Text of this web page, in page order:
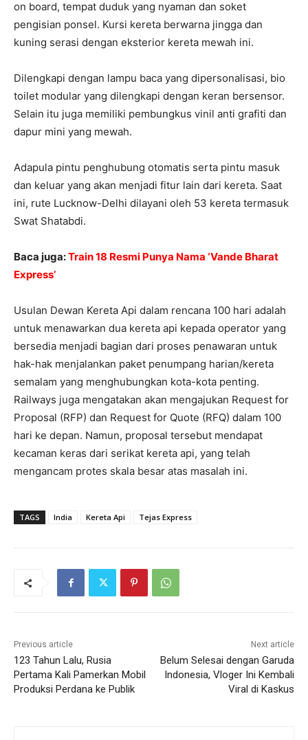
on board, tempat duduk yang nyaman dan soket
pengisian ponsel. Kursi kereta berwarna jingga dan
kuning serasi dengan eksterior kereta mewah ini.
Dilengkapi dengan lampu baca yang dipersonalisasi, bio
toilet modular yang dilengkapi dengan keran bersensor.
Selain itu juga memiliki pembungkus vinil anti grafiti dan
dapur mini yang mewah.
Adapula pintu penghubung otomatis serta pintu masuk
dan keluar yang akan menjadi fitur lain dari kereta. Saat
ini, rute Lucknow-Delhi dilayani oleh 53 kereta termasuk
Swat Shatabdi.
Baca juga:Train 18 Resmi Punya Nama ‘Vande Bharat
Express’
Usulan Dewan Kereta Api dalam rencana 100 hari adalah
untuk menawarkan dua kereta api kepada operator yang
bersedia menjadi bagian dari proses penawaran untuk
hak-hak menjalankan paket penumpang harian/kereta
semalam yang menghubungkan kota-kota penting.
Railways juga mengatakan akan mengajukan Request for
Proposal (RFP) dan Request for Quote (RFQ) dalam 100
hari ke depan. Namun, proposal tersebut mendapat
kecaman keras dari serikat kereta api, yang telah
mengancam protes skala besar atas masalah ini.
TAGS India Kereta Api Tejas Express
Previous article
123 Tahun Lalu, Rusia
Pertama Kali Pamerkan Mobil
Produksi Perdana ke Publik
Next article
Belum Selesai dengan Garuda
Indonesia, Vloger Ini Kembali
Viral di Kaskus